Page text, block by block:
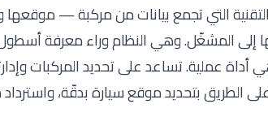
التي تجمع بيانات من مركبة — موقعها
إلى المشغّل. وهي النظام وراء معرفة
أداة عملية. تساعد على تحديد المركبات
الطريق بتحديد موقع سيارة بدقّة،